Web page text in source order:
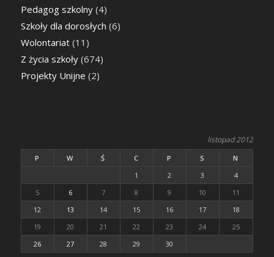
Pedagog szkolny(4)
Szkoły dla dorosłych (6)
Wolontariat(11)
Z życia szkoły(674)
Projekty Unijne (2)
listopad 2012
P W Ś C P S
N
1
2 3
4
5
6 7 8 9 10
11
12
13 14 15 16 17
18
19
20 21 22 23 24
25
26
27 28 29 30